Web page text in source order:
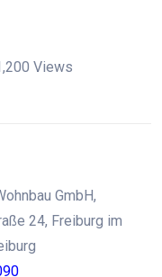
Views
GmbH,
24, Freiburg im